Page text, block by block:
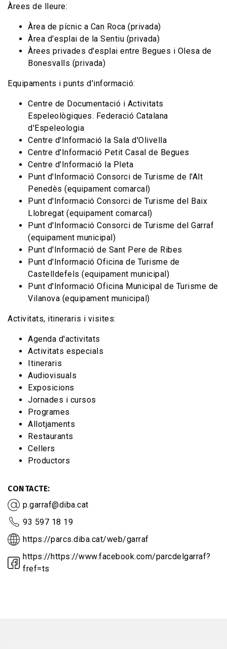
Àrees de lleure:
Àrea de pícnic a Can Roca (privada)
Àrea d'esplai de la Sentiu (privada)
Àrees privades d'esplai entre Begues i Olesa de
Bonesvalls (privada)
Equipaments i punts d'informació:
Centre de Documentació i Activitats
Espeleològiques. Federació Catalana
d'Espeleologia
Centre d'Informació la Sala d'Olivella
Centre d'Informació Petit Casal de Begues
Centre d'Informació la Pleta
Punt d'Informació Consorci de Turisme de l'Alt
Penedès (equipament comarcal)
Punt d'Informació Consorci de Turisme del Baix
Llobregat (equipament comarcal)
Punt d'Informació Consorci de Turisme del Garraf
(equipament municipal)
Punt d'Informació de Sant Pere de Ribes
Punt d'Informació Oficina de Turisme de
Castelldefels (equipament municipal)
Punt d'Informació Oficina Municipal de Turisme de
Vilanova (equipament municipal)
Activitats, itineraris i visites:
Agenda d'activitats
Activitats especials
Itineraris
Audiovisuals
Exposicions
Jornades i cursos
Programes
Allotjaments
Restaurants
Cellers
Productors
CONTACTE
p.garraf@diba.cat
93 597 18 19
https://parcs.diba.cat/web/garraf
https://https://www.facebook.com/parcdelgarraf?
fref=ts